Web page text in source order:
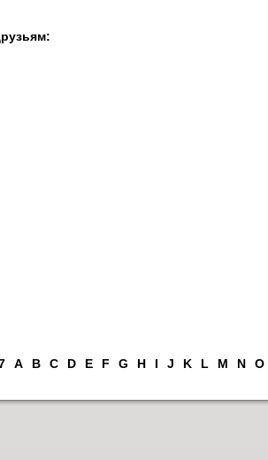
A B C D E F G H I J K L M N O